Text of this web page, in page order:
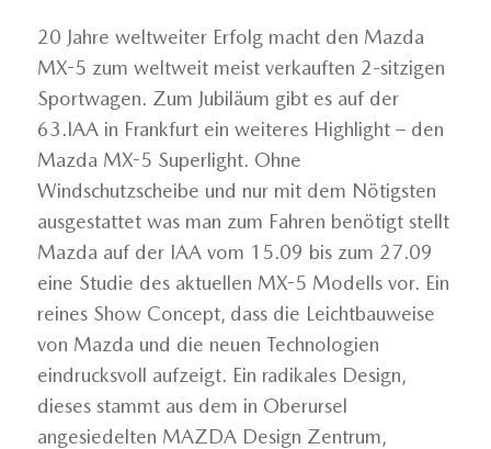
20 Jahre weltweiter Erfolg macht den Mazda
MX-5 zum weltweit meist verkauften 2-sitzigen
Sportwagen. Zum Jubiläum gibt es auf der
63.IAA in Frankfurt ein weiteres Highlight – den
Mazda MX-5 Superlight. Ohne
Windschutzscheibe und nur mit dem Nötigsten
ausgestattet was man zum Fahren benötigt stellt
Mazda auf der IAA vom 15.09 bis zum 27.09
eine Studie des aktuellen MX-5 Modells vor. Ein
reines Show Concept, dass die Leichtbauweise
von Mazda und die neuen Technologien
eindrucksvoll aufzeigt. Ein radikales Design,
dieses stammt aus dem in Oberursel
angesiedelten MAZDA Design Zentrum,